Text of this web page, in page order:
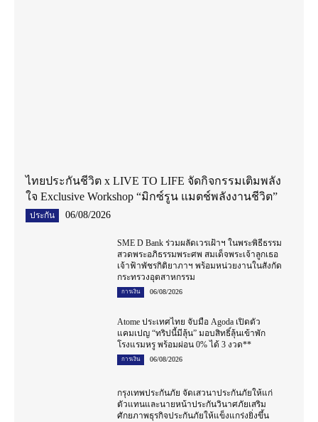
ไทยประกันชีวิต x LIVE TO LIFE จัดกิจกรรมเติมพลัง
ใจ Exclusive Workshop “มิกซ์รูน แมตช์พลังงานชีวิต”
ประกัน 06/08/2026
SME D Bank ร่วมผลัดเวรเฝ้าฯ ในพระพิธีธรรม
สวดพระอภิธรรมพระศพ สมเด็จพระเจ้าลูกเธอ
เจ้าฟ้าพัชรกิติยาภาฯ พร้อมหน่วยงานในสังกัด
กระทรวงอุตสาหกรรม
การเงิน 06/08/2026
Atome ประเทศไทย จับมือ Agoda เปิดตัว
แคมเปญ “ทริปนี้มีลุ้น” มอบสิทธิ์ลุ้นเข้าพัก
โรงแรมหรู พร้อมผ่อน 0% ได้ 3 งวด**
การเงิน 06/08/2026
กรุงเทพประกันภัย จัดเสวนาประกันภัยให้แก่
ตัวแทนและนายหน้าประกันวินาศภัยเสริม
ศักยภาพธุรกิจประกันภัยให้แข็งแกร่งยิ่งขึ้น